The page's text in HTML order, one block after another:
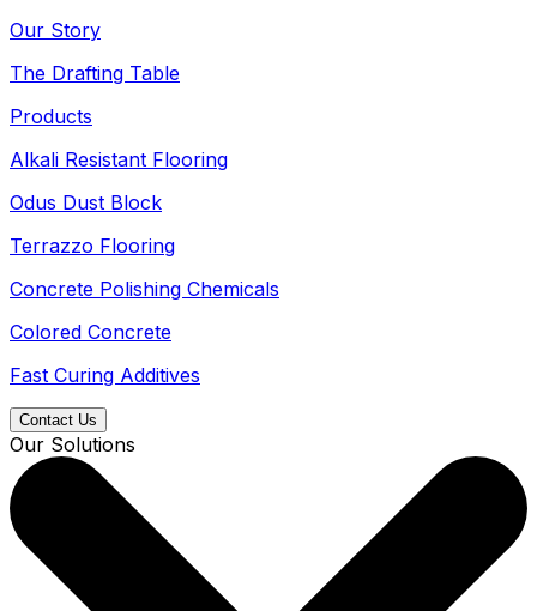
Our Story
The Drafting Table
Products
Alkali Resistant Flooring
Odus Dust Block
Terrazzo Flooring
Concrete Polishing Chemicals
Colored Concrete
Fast Curing Additives
Contact Us
Our Solutions